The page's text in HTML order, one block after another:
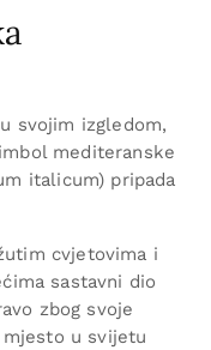
svojim izgledom,
mediteranske
italicum) pripada
cvjetovima i
sastavni dio
zbog svoje
mjesto u svijetu